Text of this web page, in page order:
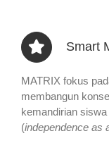
Smart
MATRIX fokus
membangun
kemandirian
(independence as